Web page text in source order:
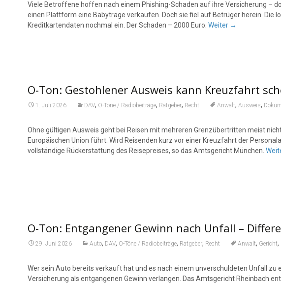
Viele Betroffene hoffen nach einem Phishing-Schaden auf ihre Versicherung –
einen Plattform eine Babytrage verkaufen. Doch sie fiel auf Betrüger herein. Die
Kreditkartendaten nochmal ein. Der Schaden – 2000 Euro. Weiter →
O-Ton: Gestohlener Ausweis kann Kreuzfahrt
1. Juli 2026 DAV, O-Töne / Radiobeiträge, Ratgeber, Recht Anwalt, Ausweis,
Ohne gültigen Ausweis geht bei Reisen mit mehreren Grenzübertritten meist
Europäischen Union führt. Wird Reisenden kurz vor einer Kreuzfahrt der
vollständige Rückerstattung des Reisepreises, so das Amtsgericht München.
O-Ton: Entgangener Gewinn nach Unfall –
29. Juni 2026 Auto, DAV, O-Töne / Radiobeiträge, Ratgeber, Recht Anwalt, Gericht,
Wer sein Auto bereits verkauft hat und es nach einem unverschuldeten Unfall
Versicherung als entgangenen Gewinn verlangen. Das Amtsgericht Rheinbach